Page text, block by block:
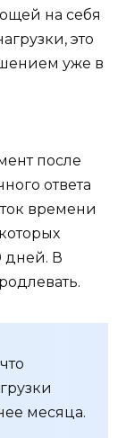
на себя
это
уже в
после
ответа
времени
дней. В
месяца.